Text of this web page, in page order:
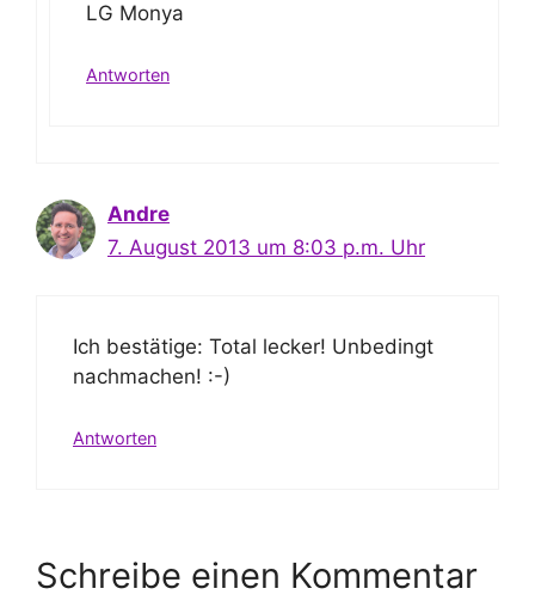
LG Monya
Antworten
Andre
7. August 2013 um 8:03 p.m. Uhr
Ich bestätige: Total lecker! Unbedingt
nachmachen! :-)
Antworten
Schreibe einen Kommentar